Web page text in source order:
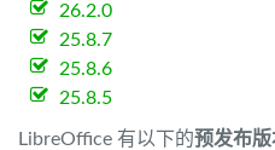
26.2.0
25.8.7
25.8.6
25.8.5
LibreOffice 有以下的预发布版